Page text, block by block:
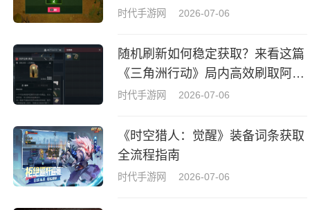
时代手游网 2026-07-06
随机刷新如何稳定获取？来看这篇
《三角洲行动》局内高效刷取阿萨
拉牌盒指南
时代手游网 2026-07-06
《时空猎人：觉醒》装备词条获取
全流程指南
时代手游网 2026-07-06